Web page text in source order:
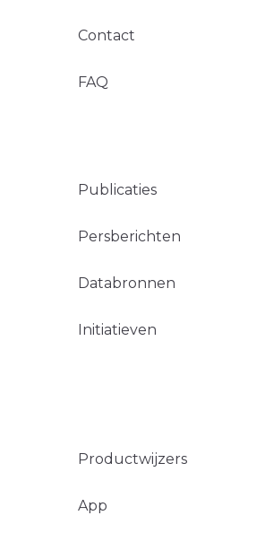
Contact
FAQ
Publicaties
Persberichten
Databronnen
Initiatieven
Productwijzers
App